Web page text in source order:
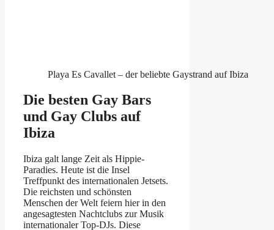
Playa Es Cavallet – der beliebte Gaystrand auf Ibiza
Die besten Gay Bars
und Gay Clubs auf
Ibiza
Ibiza galt lange Zeit als Hippie-
Paradies. Heute ist die Insel
Treffpunkt des internationalen Jetsets.
Die reichsten und schönsten
Menschen der Welt feiern hier in den
angesagtesten Nachtclubs zur Musik
internationaler Top-DJs. Diese